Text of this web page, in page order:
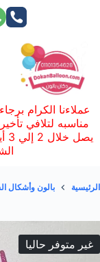
عملاءنا الكرام
مناسبه لتلافي
الرئيسية بالون وأشكال
غير متوفر حاليا